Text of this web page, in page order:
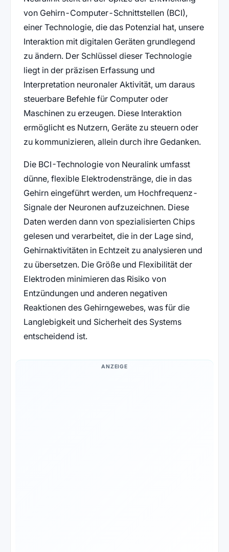
von Gehirn-Computer-Schnittstellen (BCI),
einer Technologie, die das Potenzial hat, unsere
Interaktion mit digitalen Geräten grundlegend
zu ändern. Der Schlüssel dieser Technologie
liegt in der präzisen Erfassung und
Interpretation neuronaler Aktivität, um daraus
steuerbare Befehle für Computer oder
Maschinen zu erzeugen. Diese Interaktion
ermöglicht es Nutzern, Geräte zu steuern oder
zu kommunizieren, allein durch ihre Gedanken.
Die BCI-Technologie von Neuralink umfasst
dünne, flexible Elektrodenstränge, die in das
Gehirn eingeführt werden, um Hochfrequenz-
Signale der Neuronen aufzuzeichnen. Diese
Daten werden dann von spezialisierten Chips
gelesen und verarbeitet, die in der Lage sind,
Gehirnaktivitäten in Echtzeit zu analysieren und
zu übersetzen. Die Größe und Flexibilität der
Elektroden minimieren das Risiko von
Entzündungen und anderen negativen
Reaktionen des Gehirngewebes, was für die
Langlebigkeit und Sicherheit des Systems
entscheidend ist.
ANZEIGE